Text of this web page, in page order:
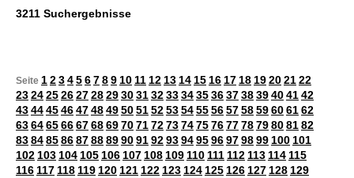
3211 Suchergebnisse
Seite 123456789 10 11 12 13 14 15 16 17 18 19202122
2324252627282930313233343536373839404142
4344454647484950515253545556575859606162
6364656667686970717273747576777879808182
8384858687888990919293949596979899 100 101
102 103 104 105 106 107 108 109 110 111 112 113 114 115
116 117 118 119 120 121 122 123 124 125 126 127 128 129